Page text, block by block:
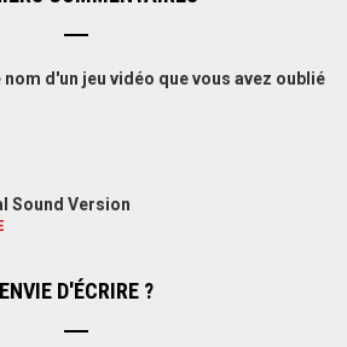
d'un jeu vidéo que vous avez oublié
Sound Version
ENVIE D'ÉCRIRE ?